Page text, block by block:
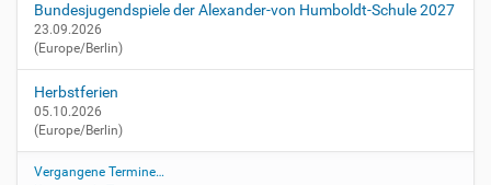
Bundesjugendspiele der Alexander-von Humboldt-Schule 2027
23.09.2026
(Europe/Berlin)
Herbstferien
05.10.2026
(Europe/Berlin)
Vergangene Termine…